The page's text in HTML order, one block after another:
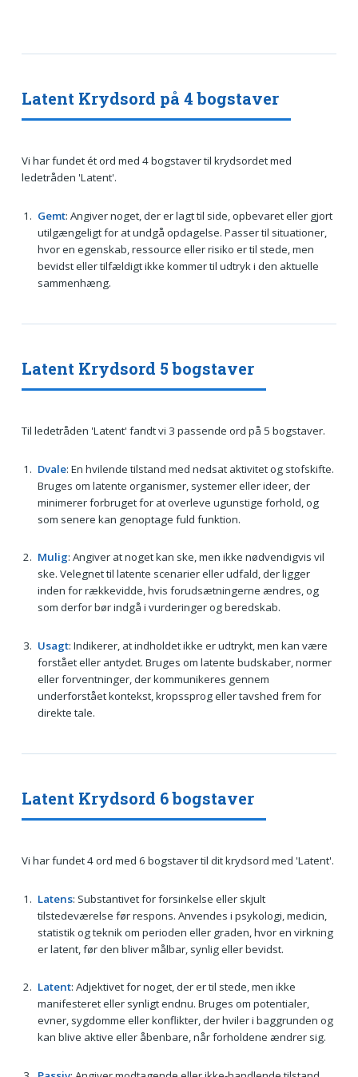
Latent Krydsord på 4 bogstaver
Vi har fundet ét ord med 4 bogstaver til krydsordet med
ledetråden 'Latent'.
Gemt: Angiver noget, der er lagt til side, opbevaret eller gjort
utilgængeligt for at undgå opdagelse. Passer til situationer,
hvor en egenskab, ressource eller risiko er til stede, men
bevidst eller tilfældigt ikke kommer til udtryk i den aktuelle
sammenhæng.
Latent Krydsord 5 bogstaver
Til ledetråden 'Latent' fandt vi 3 passende ord på 5 bogstaver.
Dvale: En hvilende tilstand med nedsat aktivitet og stofskifte.
Bruges om latente organismer, systemer eller ideer, der
minimerer forbruget for at overleve ugunstige forhold, og
som senere kan genoptage fuld funktion.
Mulig: Angiver at noget kan ske, men ikke nødvendigvis vil
ske. Velegnet til latente scenarier eller udfald, der ligger
inden for rækkevidde, hvis forudsætningerne ændres, og
som derfor bør indgå i vurderinger og beredskab.
Usagt: Indikerer, at indholdet ikke er udtrykt, men kan være
forstået eller antydet. Bruges om latente budskaber, normer
eller forventninger, der kommunikeres gennem
underforstået kontekst, kropssprog eller tavshed frem for
direkte tale.
Latent Krydsord 6 bogstaver
Vi har fundet 4 ord med 6 bogstaver til dit krydsord med 'Latent'.
Latens: Substantivet for forsinkelse eller skjult
tilstedeværelse før respons. Anvendes i psykologi, medicin,
statistik og teknik om perioden eller graden, hvor en virkning
er latent, før den bliver målbar, synlig eller bevidst.
Latent: Adjektivet for noget, der er til stede, men ikke
manifesteret eller synligt endnu. Bruges om potentialer,
evner, sygdomme eller konflikter, der hviler i baggrunden og
kan blive aktive eller åbenbare, når forholdene ændrer sig.